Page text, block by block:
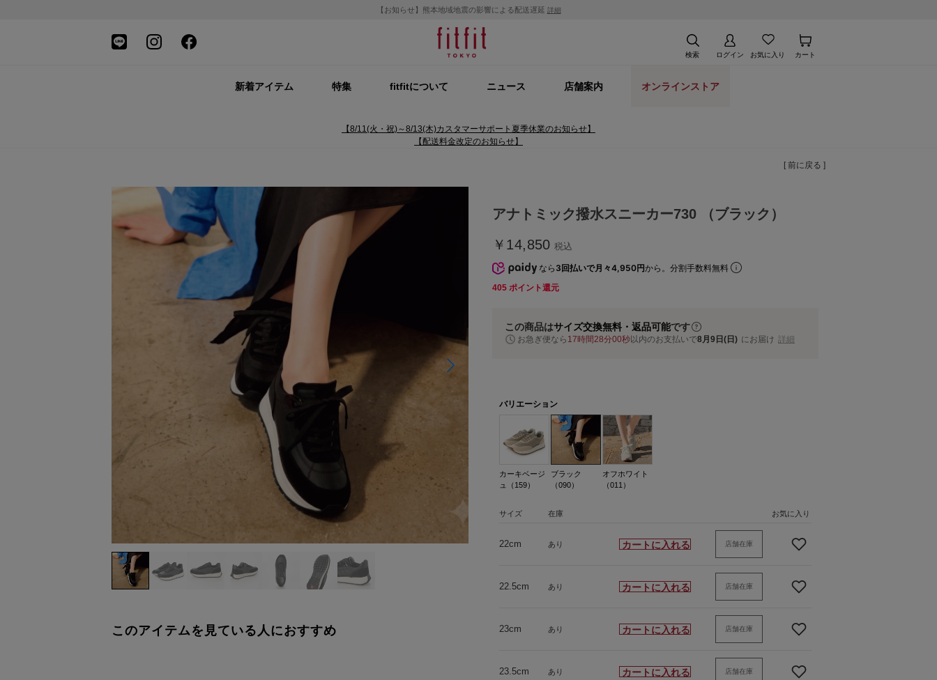
【お知らせ】熊本地域地震の影響による配送遅延 詳細
検索 ログイン お気に入り カート
新着アイテム 特集 fitfitについて ニュース 店舗案内 オンラインストア
【8/11(火・祝)～8/13(木)カスタマーサポート夏季休業のお知らせ】
【配送料金改定のお知らせ】
[ 前に戻る ]
このアイテムを見ている人におすすめ
アナトミック撥水スニーカー730 （ブラック）
￥14,850 税込
なら 3回払いで月々4,950円から。分割手数料無料
405 ポイント還元
この商品はサイズ交換無料・返品可能です
お急ぎ便なら 17時間27分59秒以内のお支払いで8月9日(日) にお届け 詳細
バリエーション
カーキベージ
ュ（159）
ブラック
（090）
オフホワイト
（011）
サイズ 在庫 お気に入り
22cm あり カートに入れる 店舗在庫
22.5cm あり カートに入れる 店舗在庫
23cm あり カートに入れる 店舗在庫
23.5cm あり カートに入れる 店舗在庫